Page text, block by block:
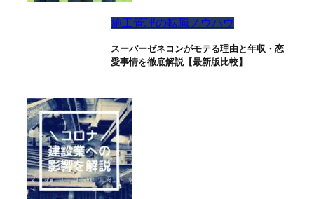
施工管理の転職ノウハウ
スーパーゼネコンがモテる理由と年収・恋
愛事情を徹底解説【最新版比較】